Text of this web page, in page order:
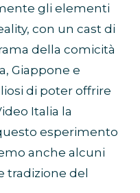
gli elementi
con un cast di
della comicità
Giappone e
di poter offrire
Italia la
esperimento
anche alcuni
tradizione del